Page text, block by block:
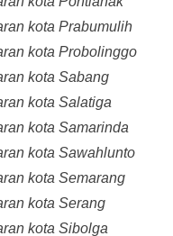
kota Prabumulih
kota Probolinggo
kota Sabang
kota Salatiga
kota Samarinda
kota Sawahlunto
kota Semarang
kota Serang
kota Sibolga